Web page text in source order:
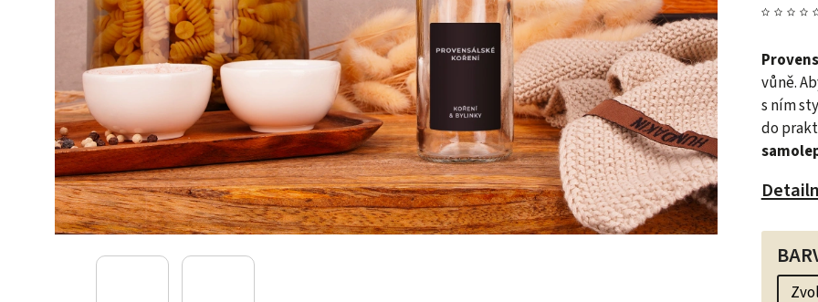
vůně.
s ním
do